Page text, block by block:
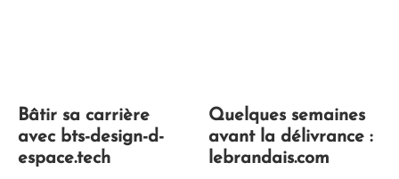
Bâtir sa carrière
avec bts-design-d-
espace.tech
Quelques semaines
avant la délivrance :
lebrandais.com